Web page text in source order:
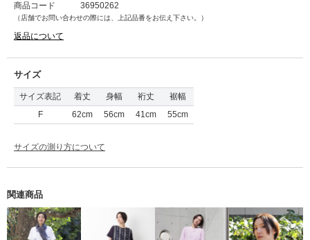
商品コード 36950262
（店舗でお問い合わせの際には、上記品番をお伝え下さい。）
返品について
サイズ
サイズ表記 着丈 身幅 裄丈
裾幅
F
62cm 56cm 41cm 55cm
サイズの測り方について
関連商品